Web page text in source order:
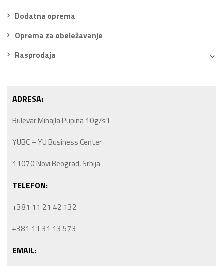
Dodatna oprema
Oprema za obeležavanje
Rasprodaja
ADRESA:
Bulevar Mihajla Pupina 10g/s1
YUBC – YU Business Center
11070 Novi Beograd, Srbija
TELEFON:
+381 11 21 42 132
+381 11 31 13 573
EMAIL: